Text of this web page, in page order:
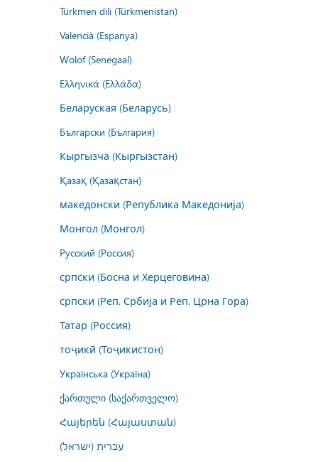
Türkmen dili (Türkmenistan)
Valencià (Espanya)
Wolof (Senegaal)
Ελληνικά (Ελλάδα)
Беларуская (Беларусь)
Български (България)
Кыргызча (Кыргызстан)
Қазақ (Қазақстан)
македонски (Република Македонија)
Монгол (Монгол)
Русский (Россия)
српски (Босна и Херцеговина)
српски (Реп. Србија и Реп. Црна Гора)
Татар (Россия)
тоҷикӣ (Тоҷикистон)
Українська (Україна)
ქართული (საქართველო)
Հայերեն (Հայաստան)
עברית (ישראל)